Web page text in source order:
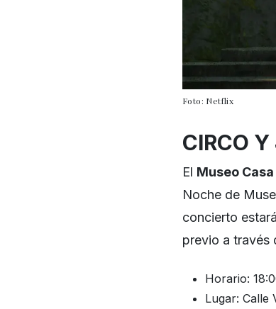
Foto: Netflix
CIRCO
El Museo
Noche de
concierto
previo a través
Horario:
Lugar: Calle